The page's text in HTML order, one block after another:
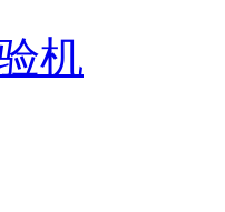
机